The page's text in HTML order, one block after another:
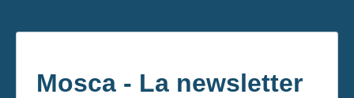
Mosca - La newsletter